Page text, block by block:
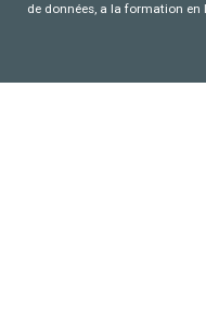
de données, a la formation